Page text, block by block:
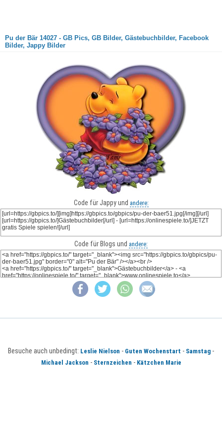
Pu der Bär 14027 - GB Pics, GB Bilder, Gästebuchbilder, Facebook
Bilder, Jappy Bilder
Code für Jappy und andere:
Code für Blogs und andere:
Besuche auch unbedingt: Leslie Nielson - Guten Wochenstart - Samstag -
Michael Jackson - Sternzeichen - Kätzchen Marie